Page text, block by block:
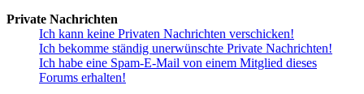
Private Nachrichten
Ich kann keine Privaten Nachrichten verschicken!
Ich bekomme ständig unerwünschte Private Nachrichten!
Ich habe eine Spam-E-Mail von einem Mitglied dieses
Forums erhalten!